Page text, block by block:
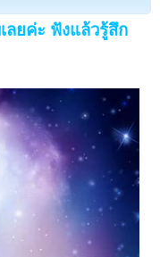
ลยค่ะ ฟังแล้วรู้สึก